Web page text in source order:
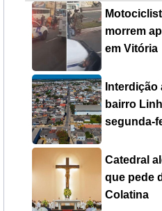
morrem
em Vitória
bairro
segunda-
Catedral
que pede
Colatina